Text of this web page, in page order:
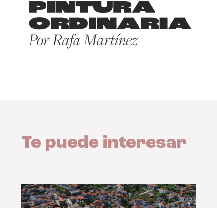
Te puede interesar